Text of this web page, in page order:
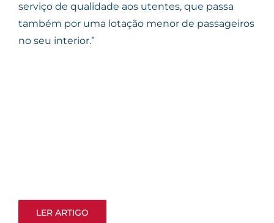
serviço de qualidade aos utentes, que passa
também por uma lotação menor de passageiros
no seu interior.”
LER ARTIGO